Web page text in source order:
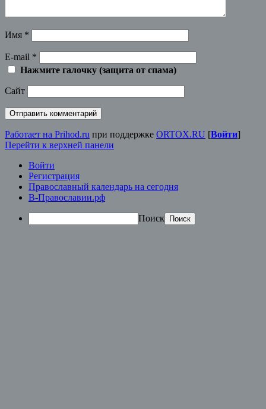
Имя *
E-mail *
Нажмите галочку (защита от спама)
Сайт
Работает на Prihod.ru при поддержке ORTOX.RU [Войти]
Перейти к верхней панели
Войти
Регистрация
Православный календарь на сегодня
В-Православии.рф
Поиск